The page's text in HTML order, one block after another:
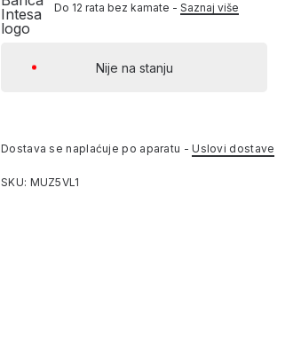
Do 12 rata bez kamate - Saznaj više
Nije na stanju
Dostava se naplaćuje po aparatu -Uslovi dostave
SKU: MUZ5VL1